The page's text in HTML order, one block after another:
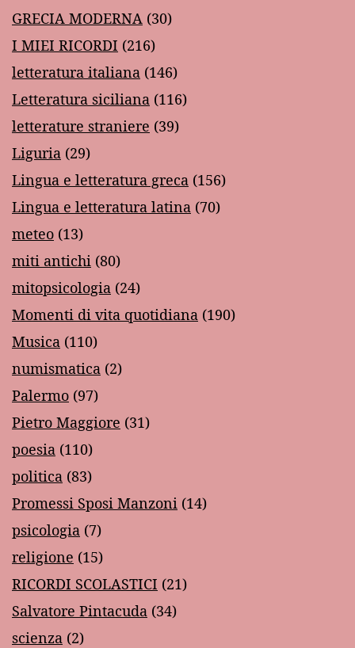
GRECIA MODERNA (30)
I MIEI RICORDI (216)
letteratura italiana (146)
Letteratura siciliana (116)
letterature straniere (39)
Liguria (29)
Lingua e letteratura greca (156)
Lingua e letteratura latina (70)
meteo (13)
miti antichi (80)
mitopsicologia (24)
Momenti di vita quotidiana (190)
Musica (110)
numismatica (2)
Palermo (97)
Pietro Maggiore (31)
poesia (110)
politica (83)
Promessi Sposi Manzoni (14)
psicologia (7)
religione (15)
RICORDI SCOLASTICI (21)
Salvatore Pintacuda (34)
scienza (2)